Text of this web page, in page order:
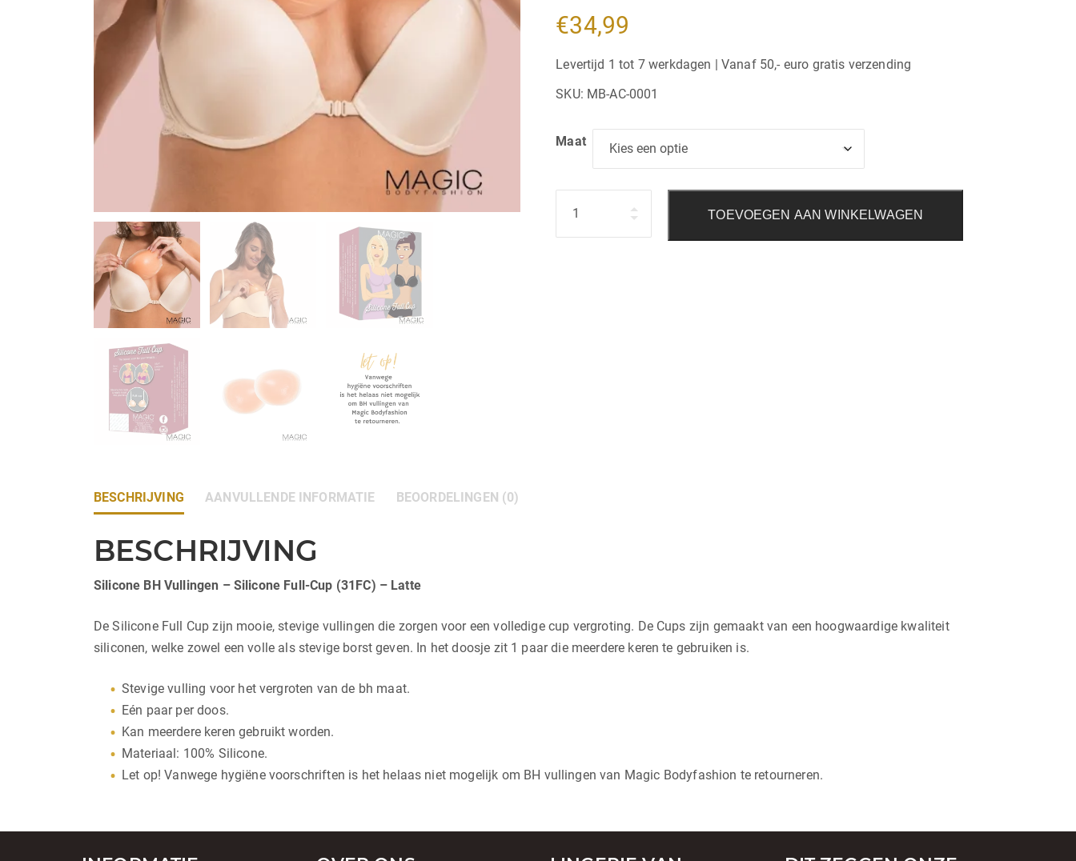
€34,99
Levertijd 1 tot 7 werkdagen | Vanaf 50,- euro gratis verzending
SKU: MB-AC-0001
Maat
TOEVOEGEN AAN WINKELWAGEN
BESCHRIJVING AANVULLENDE INFORMATIE BEOORDELINGEN (0)
BESCHRIJVING
Silicone BH Vullingen – Silicone Full-Cup (31FC) – Latte
De Silicone Full Cup zijn mooie, stevige vullingen die zorgen voor een volledige cup vergroting. De Cups zijn gemaakt van een hoogwaardige kwaliteit
siliconen, welke zowel een volle als stevige borst geven. In het doosje zit 1 paar die meerdere keren te gebruiken is.
Stevige vulling voor het vergroten van de bh maat.
Eén paar per doos.
Kan meerdere keren gebruikt worden.
Materiaal: 100% Silicone.
Let op! Vanwege hygiëne voorschriften is het helaas niet mogelijk om BH vullingen van Magic Bodyfashion te retourneren.